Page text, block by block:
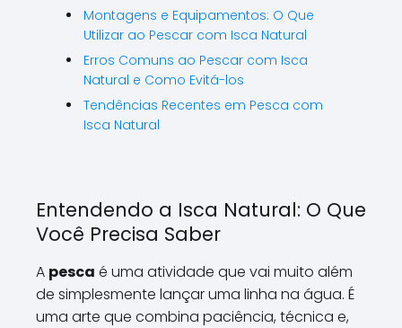
Montagens e Equipamentos: O Que
Utilizar ao Pescar com Isca Natural
Erros Comuns ao Pescar com Isca
Natural e Como Evitá-los
Tendências Recentes em Pesca com
Isca Natural
Entendendo a Isca Natural: O Que
Você Precisa Saber
A pesca é uma atividade que vai muito além
de simplesmente lançar uma linha na água. É
uma arte que combina paciência, técnica e,